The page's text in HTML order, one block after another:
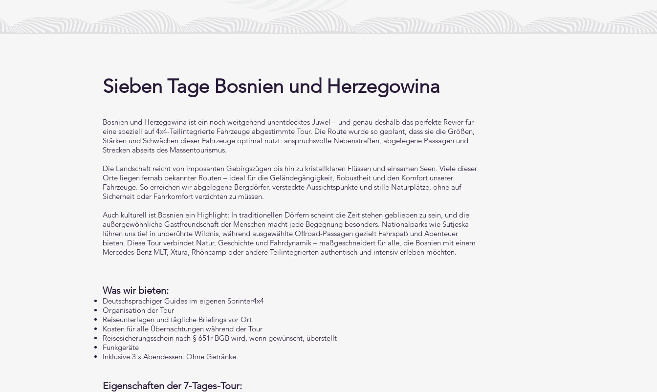
Sieben Tage Bosnien und Herzegowina
Bosnien und Herzegowina ist ein noch weitgehend unentdecktes Juwel – und genau deshalb das perfekte Revier für
eine speziell auf 4x4-Teilintegrierte Fahrzeuge abgestimmte Tour. Die Route wurde so geplant, dass sie die Größen,
Stärken und Schwächen dieser Fahrzeuge optimal nutzt: anspruchsvolle Nebenstraßen, abgelegene Passagen und
Strecken abseits des Massentourismus.
Die Landschaft reicht von imposanten Gebirgszügen bis hin zu kristallklaren Flüssen und einsamen Seen. Viele dieser
Orte liegen fernab bekannter Routen – ideal für die Geländegängigkeit, Robustheit und den Komfort unserer
Fahrzeuge. So erreichen wir abgelegene Bergdörfer, versteckte Aussichtspunkte und stille Naturplätze, ohne auf
Sicherheit oder Fahrkomfort verzichten zu müssen.
Auch kulturell ist Bosnien ein Highlight: In traditionellen Dörfern scheint die Zeit stehen geblieben zu sein, und die
außergewöhnliche Gastfreundschaft der Menschen macht jede Begegnung besonders. Nationalparks wie Sutjeska
führen uns tief in unberührte Wildnis, während ausgewählte Offroad-Passagen gezielt Fahrspaß und Abenteuer
bieten. Diese Tour verbindet Natur, Geschichte und Fahrdynamik – maßgeschneidert für alle, die Bosnien mit einem
Mercedes-Benz MLT, Xtura, Rhöncamp oder andere Teilintegrierten authentisch und intensiv erleben möchten.
Was wir bieten:
Deutschsprachiger Guides im eigenen Sprinter4x4
Organisation der Tour
Reiseunterlagen und tägliche Briefings vor Ort
Kosten für alle Übernachtungen während der Tour
Reisesicherungsschein nach § 651r BGB wird, wenn gewünscht, überstellt
​Funkgeräte
Inklusive 3 x Abendessen. Ohne Getränke.
Eigenschaften der 7-Tages-Tour: